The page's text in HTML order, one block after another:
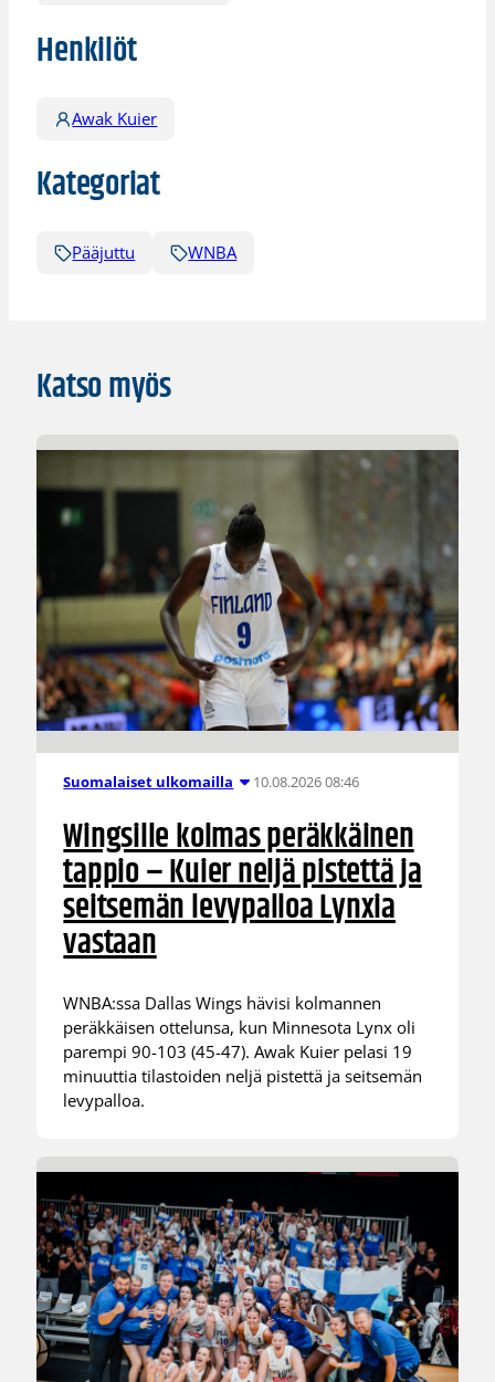
Henkilöt
Awak Kuier
Kategoriat
Pääjuttu WNBA
Katso myös
Suomalaiset ulkomailla 10.08.2026 08:46
Wingsille kolmas peräkkäinen
tappio – Kuier neljä pistettä ja
seitsemän levypalloa Lynxia
vastaan
WNBA:ssa Dallas Wings hävisi kolmannen
peräkkäisen ottelunsa, kun Minnesota Lynx oli
parempi 90-103 (45-47). Awak Kuier pelasi 19
minuuttia tilastoiden neljä pistettä ja seitsemän
levypalloa.